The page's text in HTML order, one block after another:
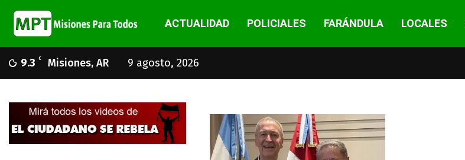
ACTUALIDAD POLICIALES FARÁNDULA LOCALES
9.3 C Misiones, AR 9 agosto, 2026